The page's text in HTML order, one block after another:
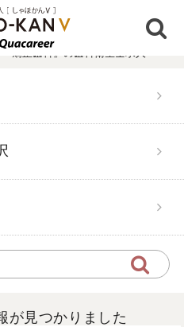
『矯正歯科』の歯科衛生士求人
が見つかりました